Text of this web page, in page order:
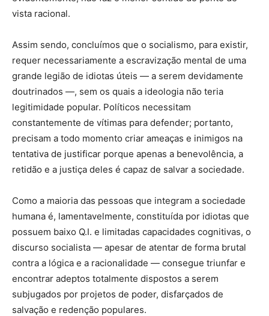
vista racional.
Assim sendo, concluímos que o socialismo, para existir,
requer necessariamente a escravização mental de uma
grande legião de idiotas úteis — a serem devidamente
doutrinados —, sem os quais a ideologia não teria
legitimidade popular. Políticos necessitam
constantemente de vítimas para defender; portanto,
precisam a todo momento criar ameaças e inimigos na
tentativa de justificar porque apenas a benevolência, a
retidão e a justiça deles é capaz de salvar a sociedade.
Como a maioria das pessoas que integram a sociedade
humana é, lamentavelmente, constituída por idiotas que
possuem baixo Q.I. e limitadas capacidades cognitivas, o
discurso socialista — apesar de atentar de forma brutal
contra a lógica e a racionalidade — consegue triunfar e
encontrar adeptos totalmente dispostos a serem
subjugados por projetos de poder, disfarçados de
salvação e redenção populares.